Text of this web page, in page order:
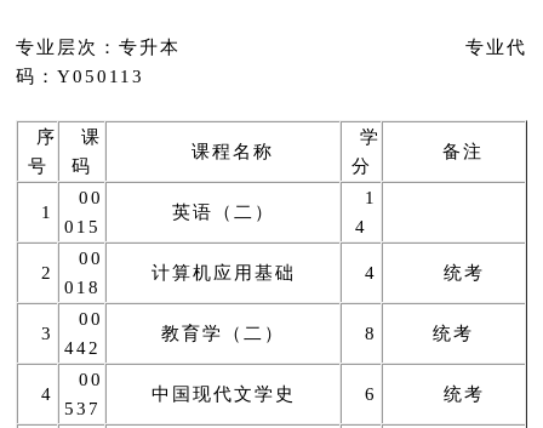
专业层次：专升本 专业代
码：Y050113
序
号
课
码
课程名称
学
分
备注
1
00
015
英语（二）
1
4
2
00
018
计算机应用基础 4 统考
3
00
442
教育学（二） 8 统考
4
00
537
中国现代文学史 6 统考